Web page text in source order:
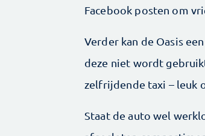
Facebook posten om
Verder kan de Oasis
deze niet wordt
zelfrijdende taxi – leuk
Staat de auto wel